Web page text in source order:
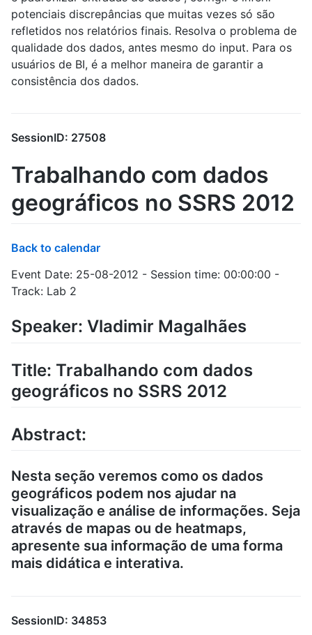
potenciais discrepâncias que muitas vezes só são
refletidos nos relatórios finais. Resolva o problema de
qualidade dos dados, antes mesmo do input. Para os
usuários de BI, é a melhor maneira de garantir a
consistência dos dados.
SessionID: 27508
Trabalhando com dados
geográficos no SSRS 2012
Back to calendar
Event Date: 25-08-2012 - Session time: 00:00:00 -
Track: Lab 2
Speaker: Vladimir Magalhães
Title: Trabalhando com dados
geográficos no SSRS 2012
Abstract:
Nesta seção veremos como os dados
geográficos podem nos ajudar na
visualização e análise de informações. Seja
através de mapas ou de heatmaps,
apresente sua informação de uma forma
mais didática e interativa.
SessionID: 34853